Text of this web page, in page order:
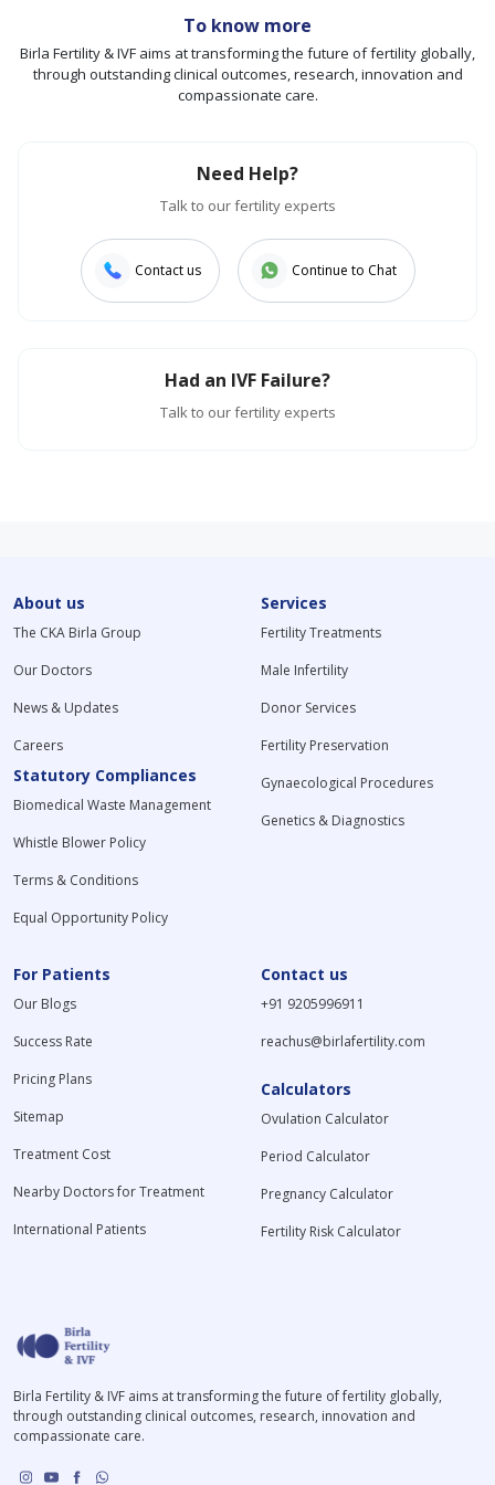
To know more
Birla Fertility & IVF aims at transforming the future of fertility globally,
through outstanding clinical outcomes, research, innovation and
compassionate care.
Need Help?
Talk to our fertility experts
Contact us Continue to Chat
Had an IVF Failure?
Talk to our fertility experts
About us
The CKA Birla Group
Our Doctors
News & Updates
Careers
Statutory Compliances
Biomedical Waste Management
Whistle Blower Policy
Terms & Conditions
Equal Opportunity Policy
Services
Fertility Treatments
Male Infertility
Donor Services
Fertility Preservation
Gynaecological Procedures
Genetics & Diagnostics
For Patients
Our Blogs
Success Rate
Pricing Plans
Sitemap
Treatment Cost
Nearby Doctors for Treatment
International Patients
Contact us
+91 9205996911
reachus@birlafertility.com
Calculators
Ovulation Calculator
Period Calculator
Pregnancy Calculator
Fertility Risk Calculator
Birla Fertility & IVF aims at transforming the future of fertility globally,
through outstanding clinical outcomes, research, innovation and
compassionate care.